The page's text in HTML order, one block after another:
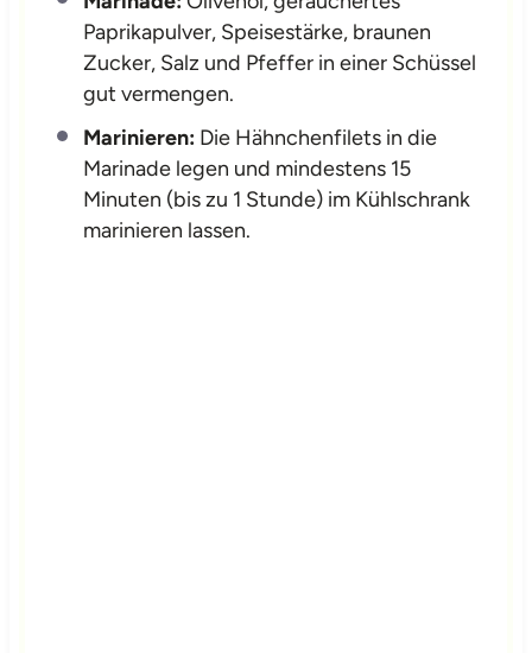
Paprikapulver, Speisestärke, braunen
Zucker, Salz und Pfeffer in einer Schüssel
gut vermengen.
Marinieren: Die Hähnchenfilets in die
Marinade legen und mindestens 15
Minuten (bis zu 1 Stunde) im Kühlschrank
marinieren lassen.